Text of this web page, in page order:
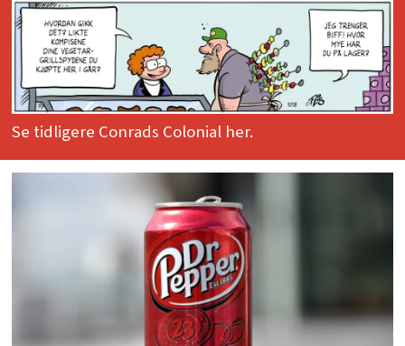
Se tidligere Conrads Colonial her.